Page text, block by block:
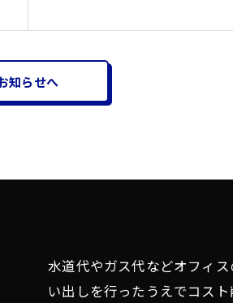
知らせへ
水道代やガス代などオフィ
い出しを行ったうえでコス